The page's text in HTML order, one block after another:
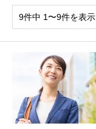
9件中 1〜9件を表示